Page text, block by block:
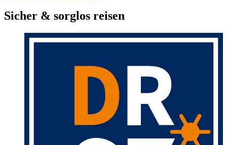
Sicher & sorglos reisen